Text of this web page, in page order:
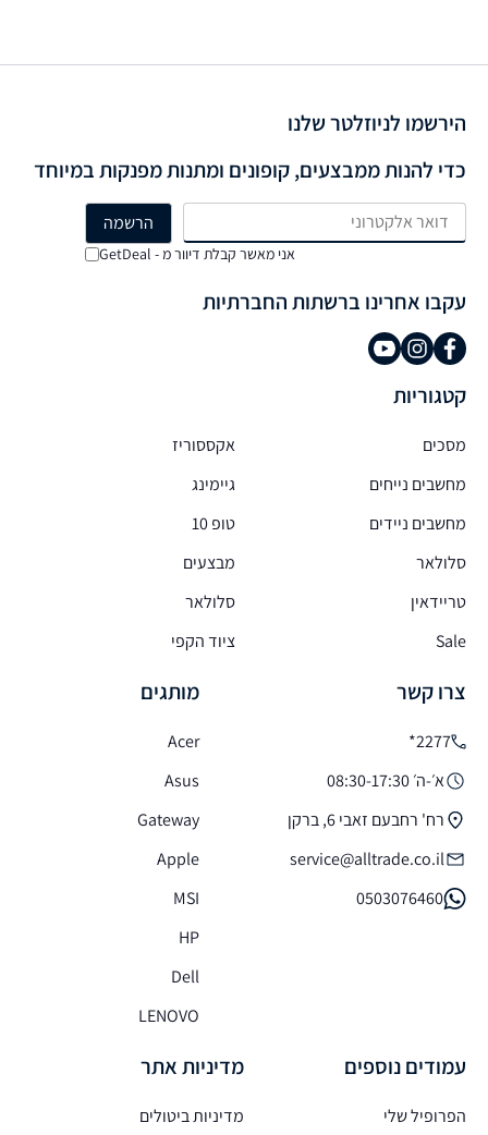
קטגוריות
מסכים
מחשבים נייחים
מחשבים ניידים
סלולאר
טריידאין
Sale
אקססוריז
גיימינג
טופ 10
מבצעים
סלולאר
ציוד הקפי
מותגים
Acer
Asus
Gateway
Apple
MSI
HP
Dell
LENOVO
עמודים נוספים
הפרופיל שלי
צרו קשר
2277*
א׳-ה׳ 08:30-17:30
רח' רחבעם זאבי 6, ברקן
service@alltrade.co.il
0503076460
מדיניות אתר
מדיניות ביטולים
הירשמו לניוזלטר שלנו
כדי להנות ממבצעים, קופונים ומתנות מפנקות במיוחד
אני מאשר קבלת דיוור מ - GetDeal
עקבו אחרינו ברשתות החברתיות